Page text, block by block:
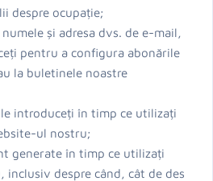
despre ocupație;
și adresa dvs. de e-mail,
pentru a configura abonările
la buletinele noastre
introduceți în timp ce utilizați
ul nostru;
generate în timp ce utilizați
despre când, cât de des